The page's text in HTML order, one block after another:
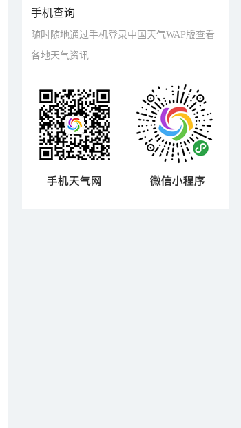
手机查询
随时随地通过手机登录中国天气WAP版查看
各地天气资讯